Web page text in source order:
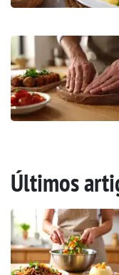
Últimos